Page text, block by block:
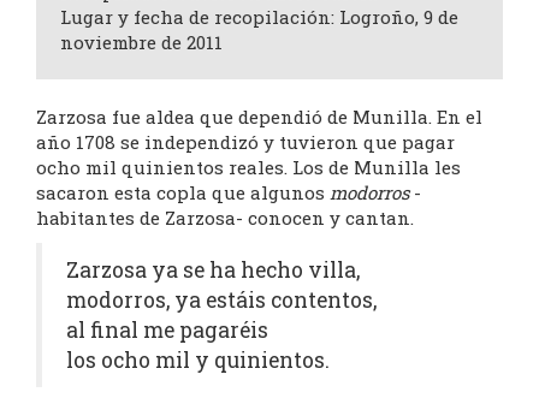
Lugar y fecha de recopilación: Logroño, 9 de
noviembre de 2011
Zarzosa fue aldea que dependió de Munilla. En el
año 1708 se independizó y tuvieron que pagar
ocho mil quinientos reales. Los de Munilla les
sacaron esta copla que algunos modorros-
habitantes de Zarzosa- conocen y cantan.
Zarzosa ya se ha hecho villa,
modorros, ya estáis contentos,
al final me pagaréis
los ocho mil y quinientos.